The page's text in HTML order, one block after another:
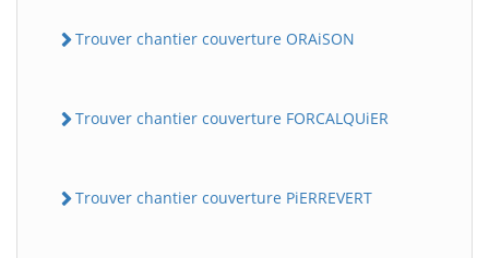
Trouver chantier couverture ORAiSON
Trouver chantier couverture FORCALQUiER
Trouver chantier couverture PiERREVERT